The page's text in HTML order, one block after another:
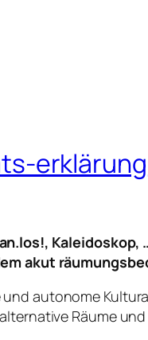
akut
autonome
Räume